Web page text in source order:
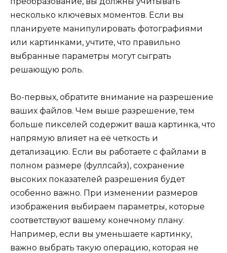
несколько ключевых моментов. Если вы
планируете манипулировать фотографиями
или картинками, учтите, что правильно
выбранные параметры могут сыграть
решающую роль.
Во-первых, обратите внимание на разрешение
ваших файлов. Чем выше разрешение, тем
больше пикселей содержит ваша картинка, что
напрямую влияет на её четкость и
детализацию. Если вы работаете с файлами в
полном размере (фуллсайз), сохранение
высоких показателей разрешения будет
особенно важно. При изменении размеров
изображения выбираем параметры, которые
соответствуют вашему конечному плану.
Например, если вы уменьшаете картинку,
важно выбрать такую операцию, которая не